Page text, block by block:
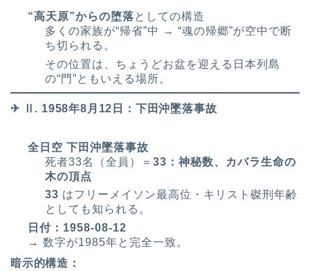
“高天原”からの堕落としての構造
多くの家族が“帰省”中 → “魂の帰郷”が空中で断
ち切られる。
その位置は、ちょうどお盆を迎える日本列島
の“門”ともいえる場所。
✈ Ⅱ. 1958年8月12日：下田沖墜落事故
全日空 下田沖墜落事故
死者33名（全員）＝ 33：神秘数、カバラ生命の
木の頂点
33 はフリーメイソン最高位・キリスト磔刑年齢
としても知られる。
日付：1958-08-12
→ 数字が1985年と完全一致。
暗示的構造：